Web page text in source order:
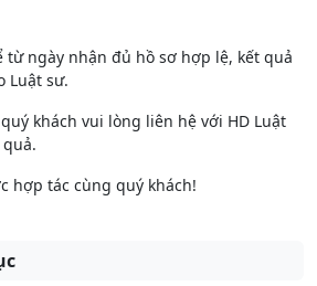
từ ngày nhận đủ hồ sơ hợp lệ, kết quả
Luật sư.
khách vui lòng liên hệ với HD Luật
hợp tác cùng quý khách!